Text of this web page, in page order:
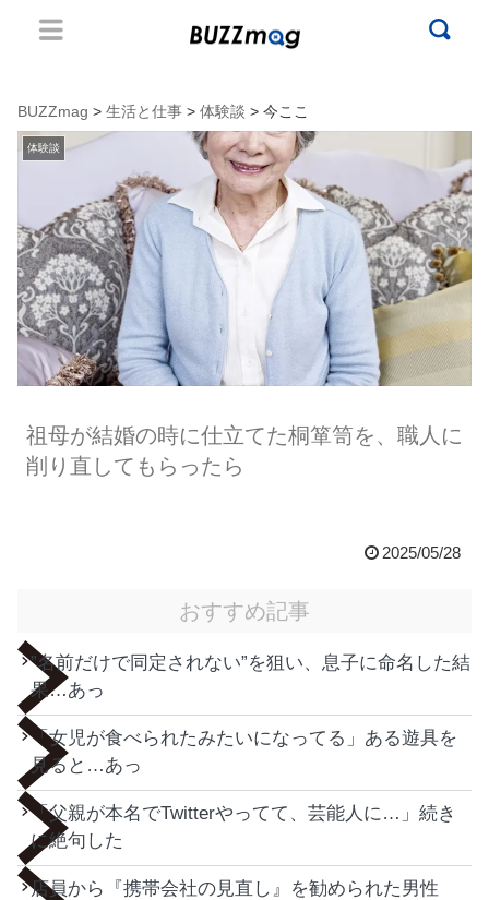
BUZZmag > 生活と仕事 > 体験談 > 今ここ
体験談
祖母が結婚の時に仕立てた桐箪笥を、職人に
削り直してもらったら
2025/05/28
おすすめ記事
”名前だけで同定されない”を狙い、息子に命名した結
果…あっ
「女児が食べられたみたいになってる」ある遊具を
見ると…あっ
「父親が本名でTwitterやってて、芸能人に…」続き
に絶句した
店員から『携帯会社の見直し』を勧められた男性